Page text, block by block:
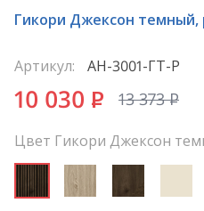
Гикори Джексон темный,
Артикул: АН-3001-ГТ-Р
10 030 P 13 373P
Цвет Гикори Джексон